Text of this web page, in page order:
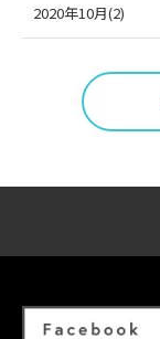
2020年10月(2)